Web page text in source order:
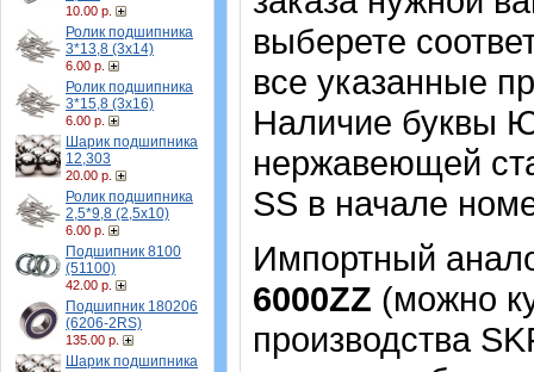
10.00 р.
Ролик подшипника
3*13,8 (3х14)
6.00 р.
Ролик подшипника
3*15,8 (3х16)
6.00 р.
Шарик подшипника
12,303
20.00 р.
Ролик подшипника
2,5*9,8 (2,5х10)
6.00 р.
Подшипник 8100
(51100)
42.00 р.
Подшипник 180206
(6206-2RS)
135.00 р.
Шарик подшипника
выберете
все указанные
Наличие буквы
нержавеющей
SS в начале
Импортный
6000ZZ (можно
производства